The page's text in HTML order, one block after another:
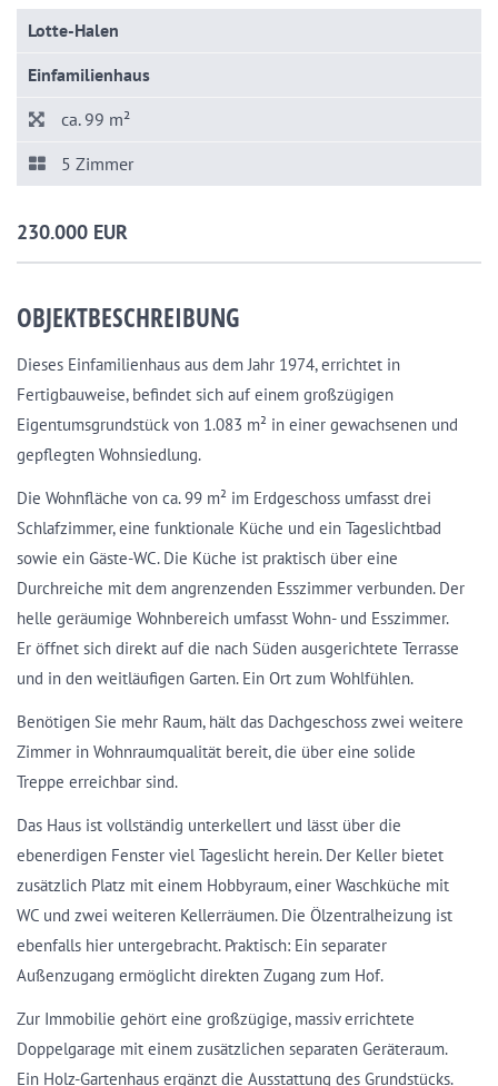
Lotte-Halen
Einfamilienhaus
ca. 99 m²
5 Zimmer
230.000 EUR
OBJEKTBESCHREIBUNG
Dieses Einfamilienhaus aus dem Jahr 1974, errichtet in
Fertigbauweise, befindet sich auf einem großzügigen
Eigentumsgrundstück von 1.083 m² in einer gewachsenen und
gepflegten Wohnsiedlung.
Die Wohnfläche von ca. 99 m² im Erdgeschoss umfasst drei
Schlafzimmer, eine funktionale Küche und ein Tageslichtbad
sowie ein Gäste-WC. Die Küche ist praktisch über eine
Durchreiche mit dem angrenzenden Esszimmer verbunden. Der
helle geräumige Wohnbereich umfasst Wohn- und Esszimmer.
Er öffnet sich direkt auf die nach Süden ausgerichtete Terrasse
und in den weitläufigen Garten. Ein Ort zum Wohlfühlen.
Benötigen Sie mehr Raum, hält das Dachgeschoss zwei weitere
Zimmer in Wohnraumqualität bereit, die über eine solide
Treppe erreichbar sind.
Das Haus ist vollständig unterkellert und lässt über die
ebenerdigen Fenster viel Tageslicht herein. Der Keller bietet
zusätzlich Platz mit einem Hobbyraum, einer Waschküche mit
WC und zwei weiteren Kellerräumen. Die Ölzentralheizung ist
ebenfalls hier untergebracht. Praktisch: Ein separater
Außenzugang ermöglicht direkten Zugang zum Hof.
Zur Immobilie gehört eine großzügige, massiv errichtete
Doppelgarage mit einem zusätzlichen separaten Geräteraum.
Ein Holz-Gartenhaus ergänzt die Ausstattung des Grundstücks.